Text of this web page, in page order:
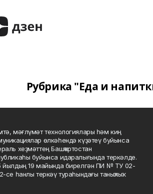
Рубрика "Еда и
мәғлүмәт технологиялары һәм киң
өлкәһендә күҙәтеү буйынса
хеҙмәттең Башҡортостан
буйынса идаралығында теркәлде.
йылдың 19 майында бирелгән ПИ № ТУ 02-
се һанлы теркәү тураһындағы таныҡлыҡ.